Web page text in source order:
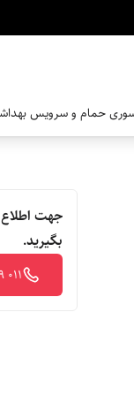
حمام و سرویس
جهت
بگیرید.
011 42047279 _ 09395994750